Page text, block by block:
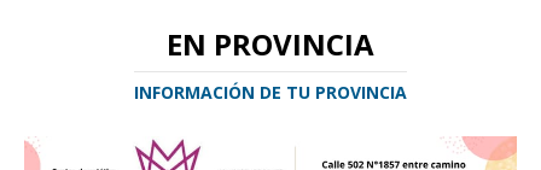
EN PROVINCIA
INFORMACIÓN DE TU PROVINCIA